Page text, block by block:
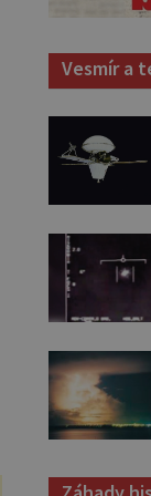
Vesmír a